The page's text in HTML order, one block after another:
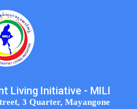
Living Initiative - MILI
3 Quarter, Mayangone